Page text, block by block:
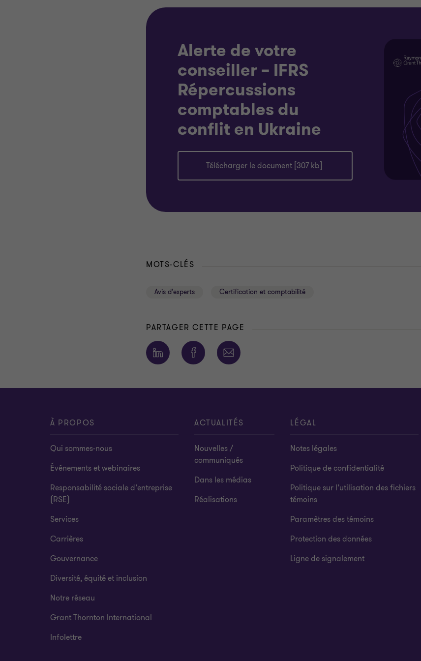
Alerte de votre
conseiller – IFRS
Répercussions
comptables du
conflit en Ukraine
Télécharger le document [307 kb]
MOTS-CLÉS
Avis d'experts Certification et comptabilité
PARTAGER CETTE PAGE
À PROPOS
Qui sommes-nous
Événements et webinaires
Responsabilité sociale d’entreprise
(RSE)
Services
Carrières
Gouvernance
Diversité, équité et inclusion
Notre réseau
Grant Thornton International
Infolettre
ACTUALITÉS
Nouvelles /
communiqués
Dans les médias
Réalisations
LÉGAL
Notes légales
Politique de confidentialité
Politique sur l’utilisation des fichiers
témoins
Paramètres des témoins
Protection des données
Ligne de signalement